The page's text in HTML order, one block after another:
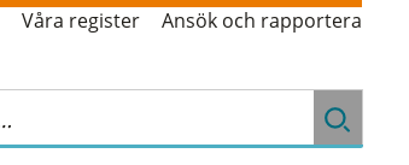
Våra register Ansök och rapportera